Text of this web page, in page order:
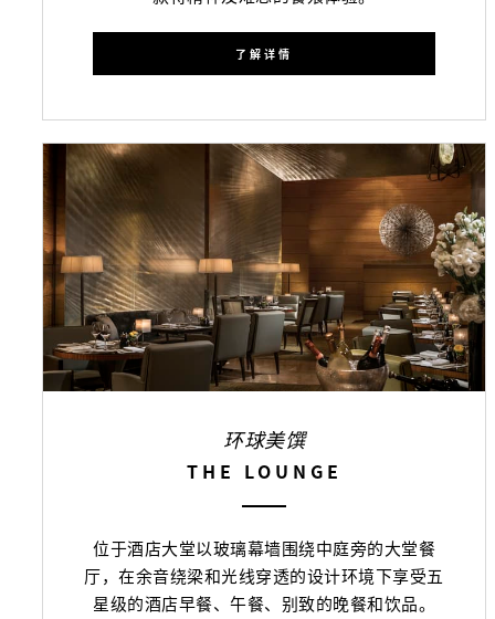
了解详情
环球美馔
THE LOUNGE
位于酒店大堂以玻璃幕墙围绕中庭旁的大堂餐
厅，在余音绕梁和光线穿透的设计环境下享受五
星级的酒店早餐、午餐、别致的晚餐和饮品。